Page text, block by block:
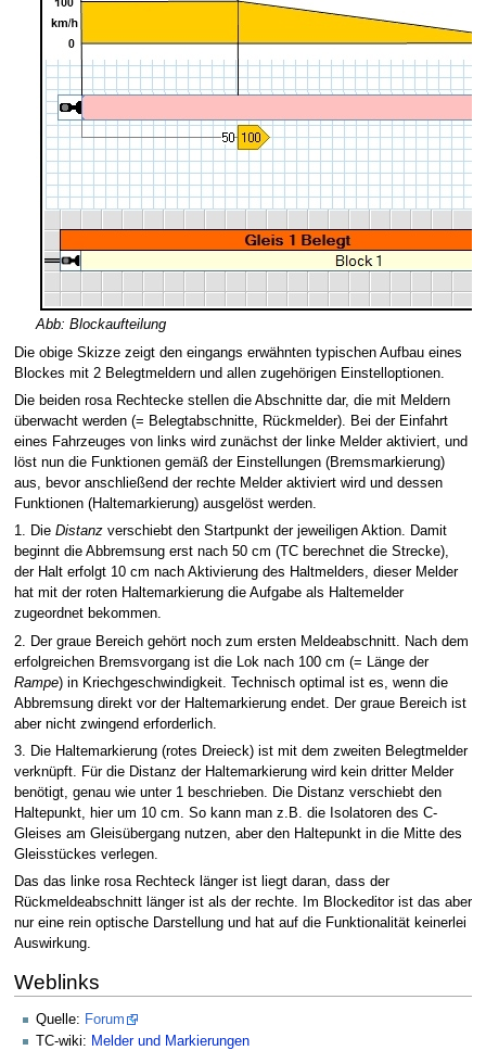
Abb: Blockaufteilung
Die obige Skizze zeigt den eingangs erwähnten typischen Aufbau eines
Blockes mit 2 Belegtmeldern und allen zugehörigen Einstelloptionen.
Die beiden rosa Rechtecke stellen die Abschnitte dar, die mit Meldern
überwacht werden (= Belegtabschnitte, Rückmelder). Bei der Einfahrt
eines Fahrzeuges von links wird zunächst der linke Melder aktiviert, und
löst nun die Funktionen gemäß der Einstellungen (Bremsmarkierung)
aus, bevor anschließend der rechte Melder aktiviert wird und dessen
Funktionen (Haltemarkierung) ausgelöst werden.
1. Die Distanzverschiebt den Startpunkt der jeweiligen Aktion. Damit
beginnt die Abbremsung erst nach 50 cm (TC berechnet die Strecke),
der Halt erfolgt 10 cm nach Aktivierung des Haltmelders, dieser Melder
hat mit der roten Haltemarkierung die Aufgabe als Haltemelder
zugeordnet bekommen.
2. Der graue Bereich gehört noch zum ersten Meldeabschnitt. Nach dem
erfolgreichen Bremsvorgang ist die Lok nach 100 cm (= Länge der
Rampe) in Kriechgeschwindigkeit. Technisch optimal ist es, wenn die
Abbremsung direkt vor der Haltemarkierung endet. Der graue Bereich ist
aber nicht zwingend erforderlich.
3. Die Haltemarkierung (rotes Dreieck) ist mit dem zweiten Belegtmelder
verknüpft. Für die Distanz der Haltemarkierung wird kein dritter Melder
benötigt, genau wie unter 1 beschrieben. Die Distanz verschiebt den
Haltepunkt, hier um 10 cm. So kann man z.B. die Isolatoren des C-
Gleises am Gleisübergang nutzen, aber den Haltepunkt in die Mitte des
Gleisstückes verlegen.
Das das linke rosa Rechteck länger ist liegt daran, dass der
Rückmeldeabschnitt länger ist als der rechte. Im Blockeditor ist das aber
nur eine rein optische Darstellung und hat auf die Funktionalität keinerlei
Auswirkung.
Weblinks
Quelle: Forum
TC-wiki: Melder und Markierungen